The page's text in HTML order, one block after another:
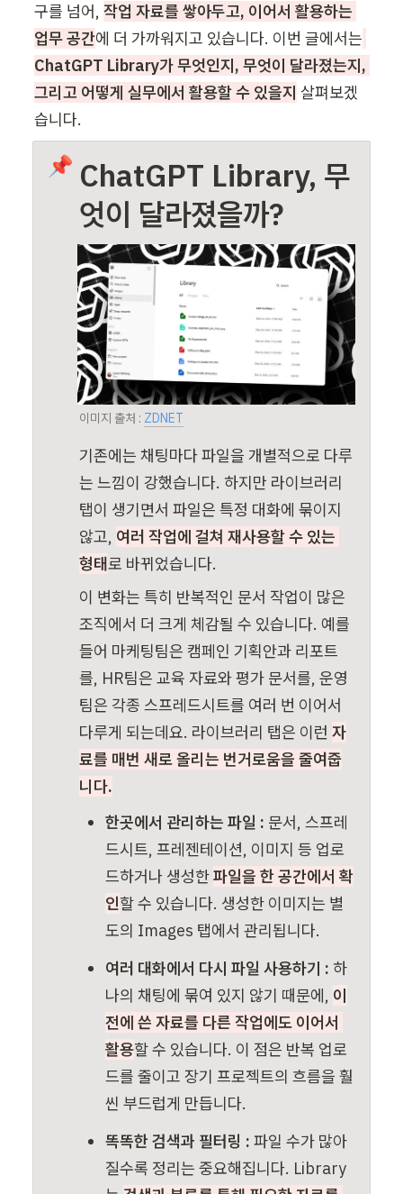
구를 넘어, 작업 자료를 쌓아두고, 이어서 활용하는
업무 공간에 더 가까워지고 있습니다. 이번 글에서는
ChatGPT Library가 무엇인지, 무엇이 달라졌는지,
그리고 어떻게 실무에서 활용할 수 있을지 살펴보겠
습니다.
📌 ChatGPT Library, 무
엇이 달라졌을까?
이미지 출처 : ZDNET
기존에는 채팅마다 파일을 개별적으로 다루
는 느낌이 강했습니다. 하지만 라이브러리
탭이 생기면서 파일은 특정 대화에 묶이지
않고, 여러 작업에 걸쳐 재사용할 수 있는
형태로 바뀌었습니다.
이 변화는 특히 반복적인 문서 작업이 많은
조직에서 더 크게 체감될 수 있습니다. 예를
들어 마케팅팀은 캠페인 기획안과 리포트
를, HR팀은 교육 자료와 평가 문서를, 운영
팀은 각종 스프레드시트를 여러 번 이어서
다루게 되는데요. 라이브러리 탭은 이런 자
료를 매번 새로 올리는 번거로움을 줄여줍
니다.
한곳에서 관리하는 파일 : 문서, 스프레
드시트, 프레젠테이션, 이미지 등 업로
드하거나 생성한 파일을 한 공간에서 확
인할 수 있습니다. 생성한 이미지는 별
도의 Images 탭에서 관리됩니다.
여러 대화에서 다시 파일 사용하기 : 하
나의 채팅에 묶여 있지 않기 때문에, 이
전에 쓴 자료를 다른 작업에도 이어서
활용할 수 있습니다. 이 점은 반복 업로
드를 줄이고 장기 프로젝트의 흐름을 훨
씬 부드럽게 만듭니다.
똑똑한 검색과 필터링 : 파일 수가 많아
질수록 정리는 중요해집니다. Library